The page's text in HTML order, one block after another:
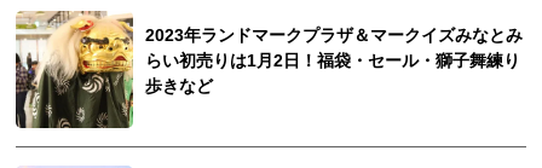
2023年ランドマークプラザ＆マークイズみなとみ
らい初売りは1月2日！福袋・セール・獅子舞練り
歩きなど